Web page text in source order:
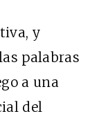
y
palabras
a una
del